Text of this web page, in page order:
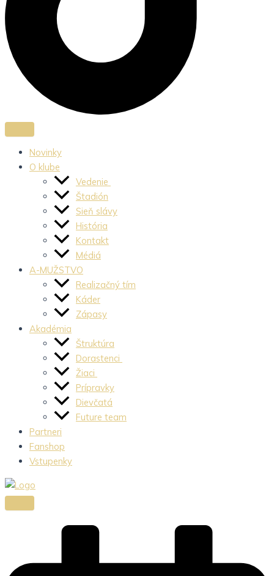
Novinky
O klube
Vedenie
Štadión
Sieň slávy
História
Kontakt
Médiá
A-MUŽSTVO
Realizačný tím
Káder
Zápasy
Akadémia
Štruktúra
Dorastenci
Žiaci
Prípravky
Dievčatá
Future team
Partneri
Fanshop
Vstupenky